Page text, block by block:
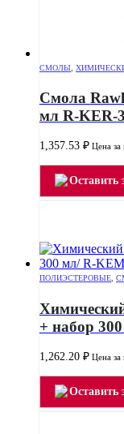
СМОЛЫ
Смола
мл R-KER-
1,357.53 ₽ Цена за
Оставить
ПОЛИЭСТЕРОВЫЕ,
+ набор
1,262.20 ₽ Цена за
Оставить